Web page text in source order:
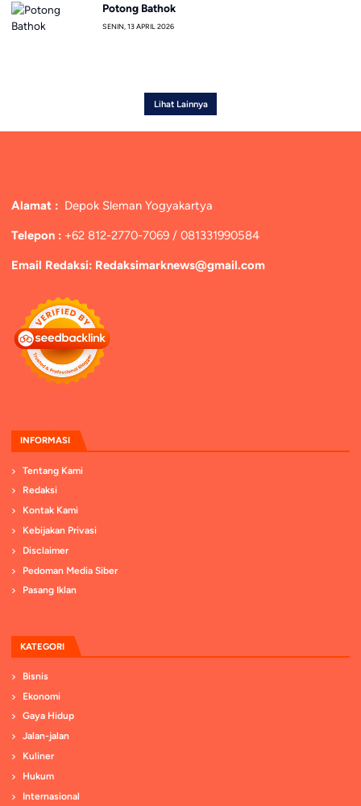
Potong Bathok
SENIN, 13 APRIL 2026
Lihat Lainnya
Alamat : Depok Sleman Yogyakartya
Telepon : +62 812-2770-7069 / 081331990584
Email Redaksi: Redaksimarknews@gmail.com
INFORMASI
Tentang Kami
Redaksi
Kontak Kami
Kebijakan Privasi
Disclaimer
Pedoman Media Siber
Pasang Iklan
KATEGORI
Bisnis
Ekonomi
Gaya Hidup
Jalan-jalan
Kuliner
Hukum
Internasional